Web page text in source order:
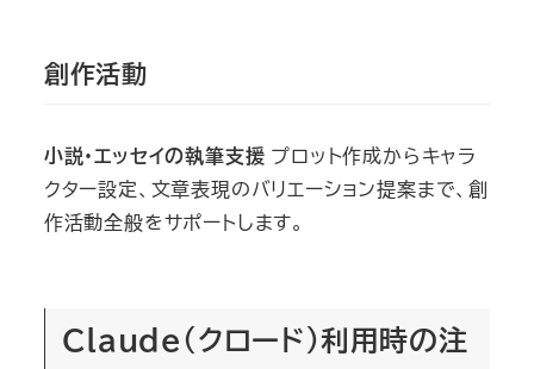
創作活動
小説・エッセイの執筆支援 プロット作成からキャラ
クター設定、文章表現のバリエーション提案まで、創
作活動全般をサポートします。
Claude（クロード）利用時の注